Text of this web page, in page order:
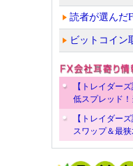
読者が選んだ
ビットコイン
【トレイダー
低スプレッド
【トレイダー
スワップ＆最